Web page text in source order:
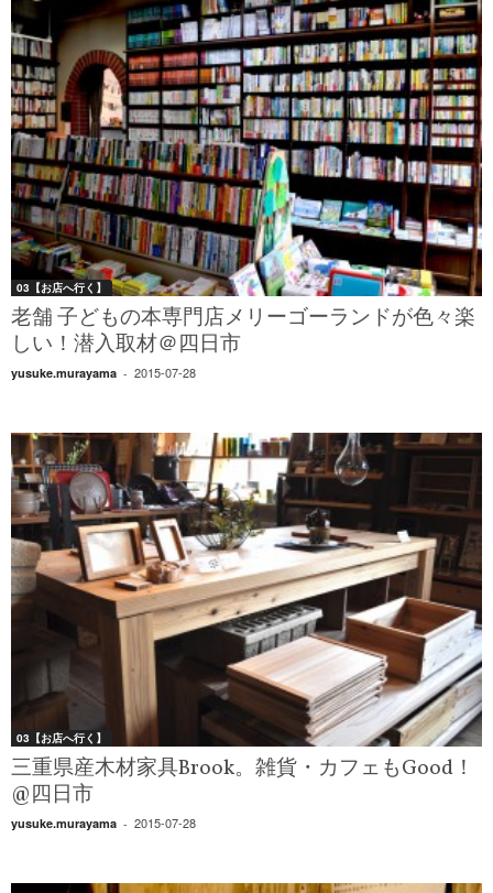
03【お店へ行く】
老舗 子どもの本専門店メリーゴーランドが色々楽
しい！潜入取材＠四日市
yusuke.murayama - 2015-07-28
03【お店へ行く】
三重県産木材家具Brook。雑貨・カフェもGood！
@四日市
yusuke.murayama - 2015-07-28